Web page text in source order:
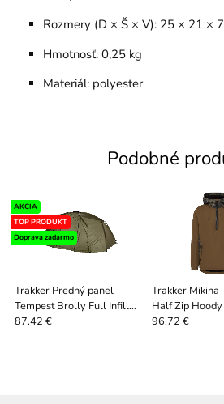
Rozmery (D × Š × V): 25 × 21 ×
Hmotnosť: 0,25 kg
Materiál: polyester
Podobné
Trakker Predný panel
Tempest Brolly Full Infill
Panel v2
AKCIA
TOP PRODUKT
Doprava zadarmo
87.42 €
Trakker Mikina
Half Zip Hoody
96.72 €